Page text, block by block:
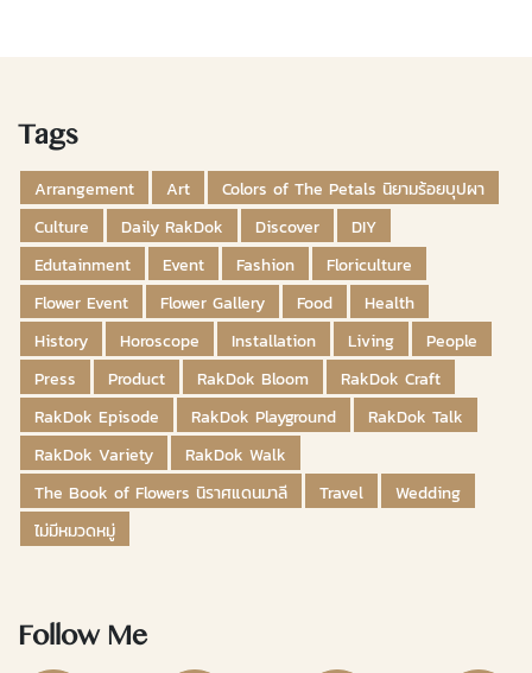
Tags
Arrangement Art
Colors of The Petals นิยามร้อยบุปผา
Culture
Daily RakDok Discover
DIY
Edutainment
Event Fashion
Floriculture
Flower Event
Flower Gallery Food
Health
History
Horoscope Installation Living
People
Press
Product RakDok Bloom
RakDok Craft
RakDok Episode
RakDok Playground
RakDok Talk
RakDok Variety
RakDok Walk
The Book of Flowers นิราศแดนมาลี
Travel
Wedding
ไม่มีหมวดหมู่
Follow Me